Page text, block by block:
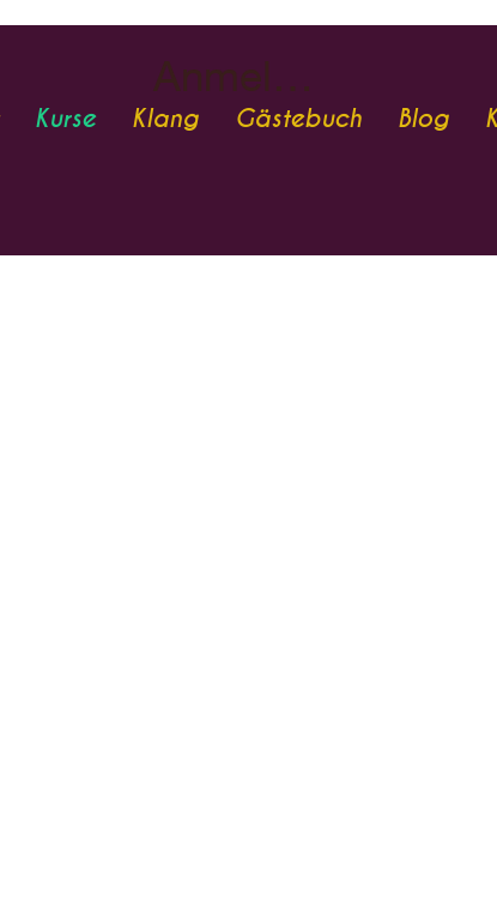
Anmelden
Kurse Klang Gästebuch Blog